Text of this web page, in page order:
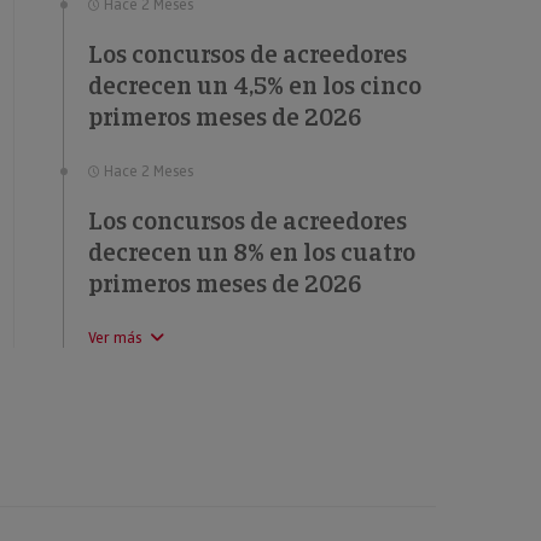
Hace 2 Meses
Los concursos de acreedores
decrecen un 4,5% en los cinco
primeros meses de 2026
Hace 2 Meses
Los concursos de acreedores
decrecen un 8% en los cuatro
primeros meses de 2026
Ver más